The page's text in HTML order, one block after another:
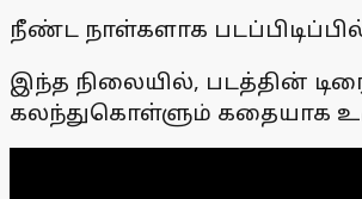
நீண்ட நாள்களாக
இந்த நிலையில், படத்தின்
கலந்துகொள்ளும் கதையாக